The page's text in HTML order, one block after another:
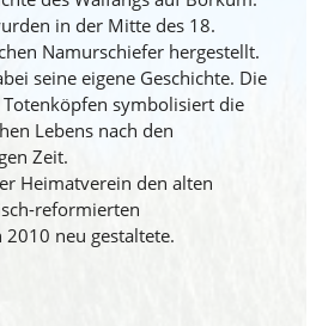
in der Mitte des 18.
Namurschiefer hergestellt.
seine eigene Geschichte. Die
symbolisiert die
Lebens nach den
Zeit.
Heimatverein den alten
reformierten
neu gestaltete.